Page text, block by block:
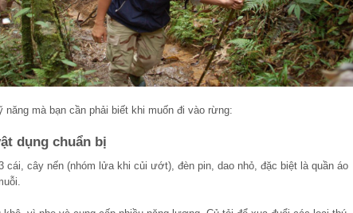
mà bạn cần phải biết khi muốn đi vào rừng:
dụng chuẩn bị
cái, cây nến (nhóm lửa khi củi ướt), đèn pin, dao nhỏ, đặc biệt là quần áo